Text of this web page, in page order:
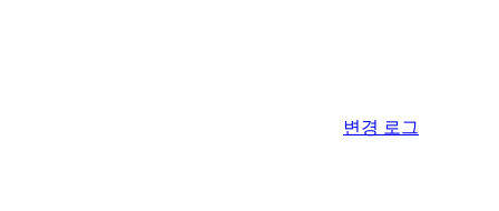
변경 로그